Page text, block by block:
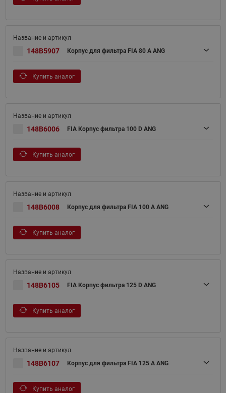
148B5907 Корпус для фильтра FIA 80 A ANG
Купить аналог
148B6006 FIA Корпус фильтра 100 D ANG
Купить аналог
148B6008 Корпус для фильтра FIA 100 A ANG
Купить аналог
148B6105 FIA Корпус фильтра 125 D ANG
Купить аналог
148B6107 Корпус для фильтра FIA 125 A ANG
Купить аналог